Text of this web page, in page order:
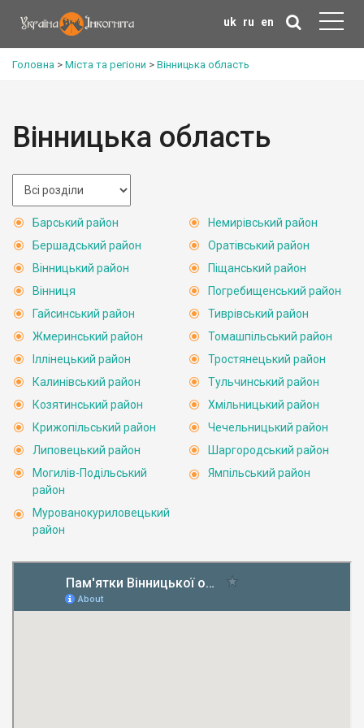
uk ru en
Головна > Міста та регіони > Вінницька область
Вінницька область
Барський район
Бершадський район
Вінницький район
Вінниця
Гайсинський район
Жмеринський район
Іллінецький район
Калинівський район
Козятинський район
Крижопільський район
Липовецький район
Могилів-Подільський
район
Мурованокуриловецький
район
Немирівський район
Оратівський район
Піщанський район
Погребищенський район
Тиврівський район
Томашпільський район
Тростянецький район
Тульчинський район
Хмільницький район
Чечельницький район
Шаргородський район
Ямпільський район